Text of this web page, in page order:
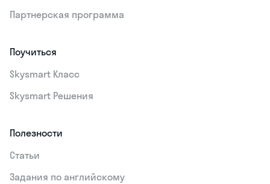
Партнерская программа
Поучиться
Skysmart Класс
Skysmart Решения
Полезности
Статьи
Задания по английскому